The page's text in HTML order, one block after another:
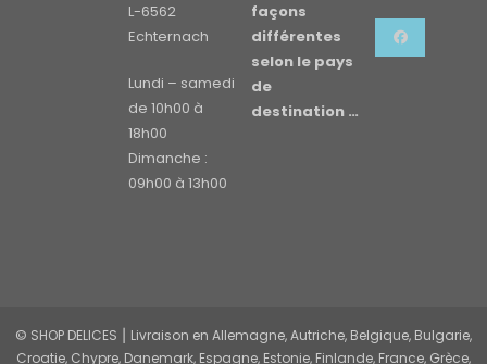
L-6562
Echternach
Lundi – samedi
de 10h00 à
18h00
Dimanche :
09h00 à 13h00
façons
différentes
selon le pays
de
destination …
© SHOP DELICES ⎮ Livraison en Allemagne, Autriche, Belgique, Bulgarie,
Croatie, Chypre, Danemark, Espagne, Estonie, Finlande, France, Grèce,